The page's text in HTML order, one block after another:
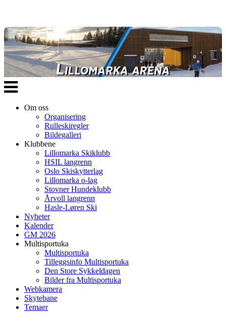
Veksle
navigasjon
Om oss
Organisering
Rulleskiregler
Bildegalleri
Klubbene
Lillomarka Skiklubb
HSIL langrenn
Oslo Skiskytterlag
Lillomarka o-lag
Stovner Hundeklubb
Årvoll langrenn
Hasle-Løren Ski
Nyheter
Kalender
GM 2026
Multisportuka
Multisportuka
Tilleggsinfo Multisportuka
Den Store Sykkeldagen
Bilder fra Multisportuka
Webkamera
Skytebane
Temaer